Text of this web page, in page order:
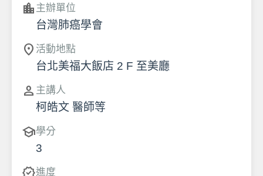
location_city 主辦單位
台灣肺癌學會
location_on 活動地點
台北美福大飯店 2 F 至美廳
person 主講人
柯皓文 醫師等
school學分
3
進度